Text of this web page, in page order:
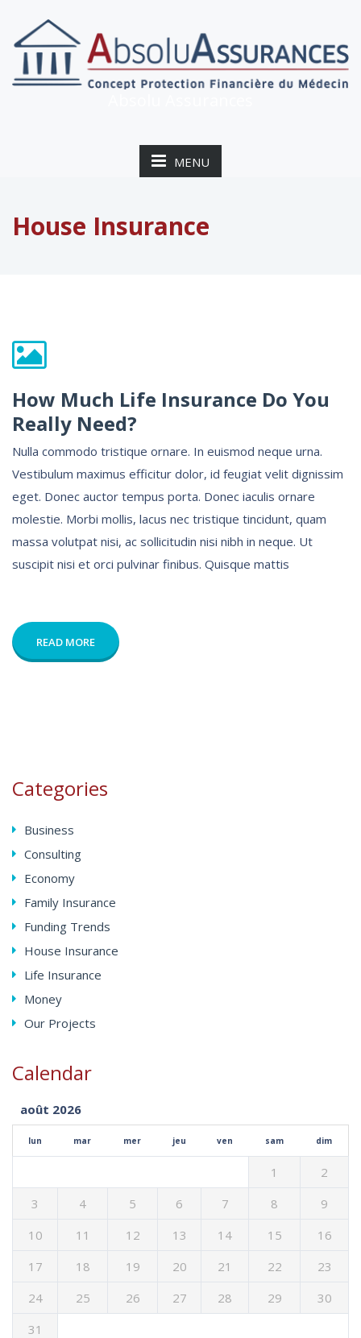
MENU
House Insurance
How Much Life Insurance Do You
Really Need?
Nulla commodo tristique ornare. In euismod neque urna.
Vestibulum maximus efficitur dolor, id feugiat velit dignissim
eget. Donec auctor tempus porta. Donec iaculis ornare
molestie. Morbi mollis, lacus nec tristique tincidunt, quam
massa volutpat nisi, ac sollicitudin nisi nibh in neque. Ut
suscipit nisi et orci pulvinar finibus. Quisque mattis
READ MORE
Categories
Business
Consulting
Economy
Family Insurance
Funding Trends
House Insurance
Life Insurance
Money
Our Projects
Calendar
août 2026
lun mar mer jeu ven sam dim
1
2
3
4 5 6 7 8
9
10
11 12 13 14 15
16
17
18 19 20 21 22
23
24
25 26 27 28 29
30
31